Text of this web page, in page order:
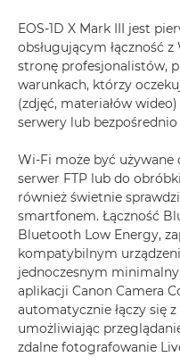
EOS-1D X Mark III jest
obsługującym łączność
stronę profesjonalistów,
warunkach, którzy
(zdjęć, materiałów
serwery lub bezpośrednio
Wi-Fi może być używane
serwer FTP lub do
również świetnie
smartfonem. Łączność
Bluetooth Low Energy,
kompatybilnym
jednoczesnym
aplikacji Canon Camera
automatycznie łączy się
umożliwiając
zdalne fotografowanie